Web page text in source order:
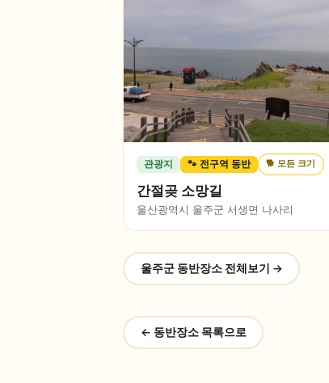
관광지 🐾 전구역 동반 🐕모든 크기
간절곶 소망길
울산광역시 울주군 서생면 나사리
울주군동반장소 전체보기 →
← 동반장소 목록으로